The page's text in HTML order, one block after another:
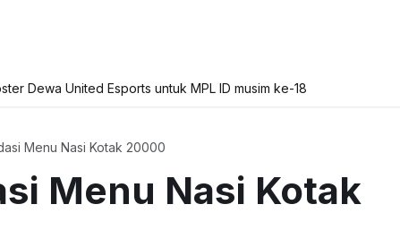
Dewa United Esports untuk MPL ID musim ke-18
Menu Nasi Kotak 20000
Menu Nasi Kotak